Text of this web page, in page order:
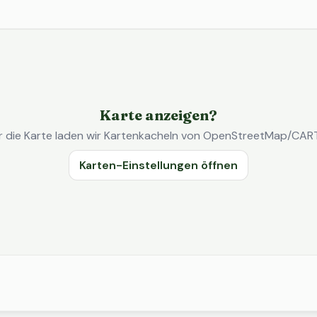
Karte anzeigen?
die Karte laden wir Kartenkacheln von OpenStreetMap/
Karten-Einstellungen öffnen